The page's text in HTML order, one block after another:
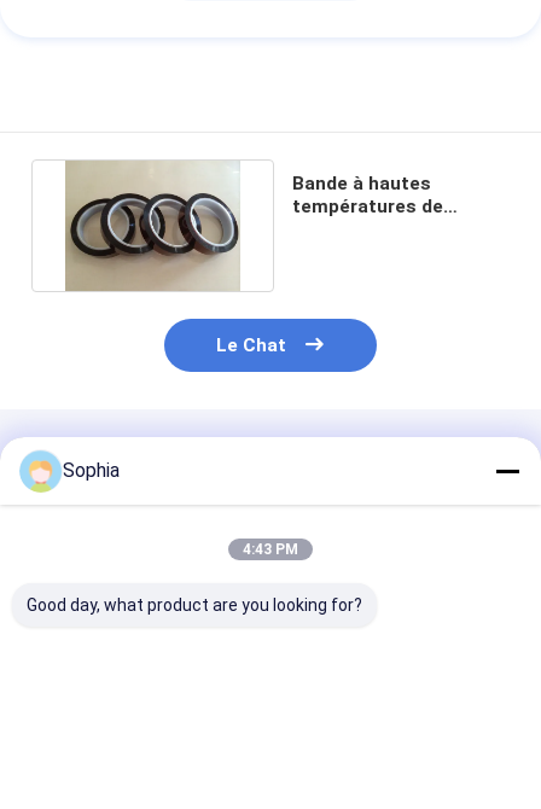
Bande à hautes
températures de
Le Chat
Produits Recommandés
Sophia
4:43 PM
Good day, what product are you looking for?